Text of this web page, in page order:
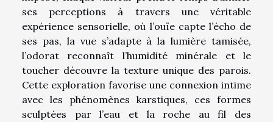
ses perceptions à travers une véritable
expérience sensorielle, où l’ouïe capte l’écho de
ses pas, la vue s’adapte à la lumière tamisée,
l’odorat reconnaît l’humidité minérale et le
toucher découvre la texture unique des parois.
Cette exploration favorise une connexion intime
avec les phénomènes karstiques, ces formes
sculptées par l’eau et la roche au fil des